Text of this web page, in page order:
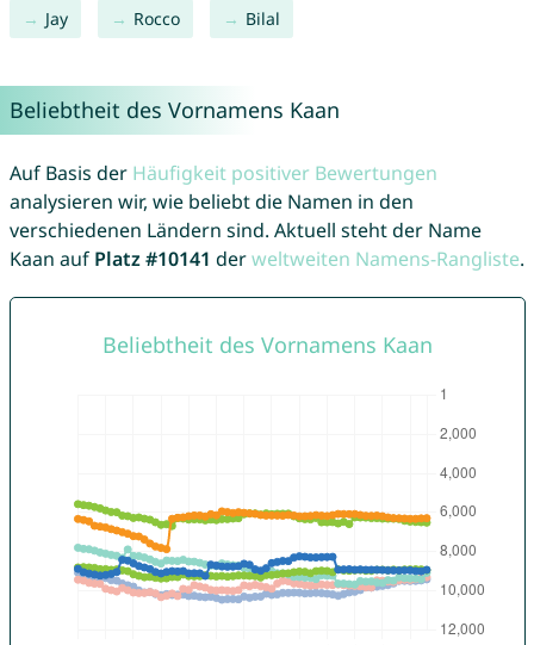
Jay Rocco Bilal
Beliebtheit des Vornamens Kaan
Auf Basis der Häufigkeit positiver Bewertungen
analysieren wir, wie beliebt die Namen in den
verschiedenen Ländern sind. Aktuell steht der Name
Kaan auf Platz #10141 derweltweiten Namens-Rangliste.